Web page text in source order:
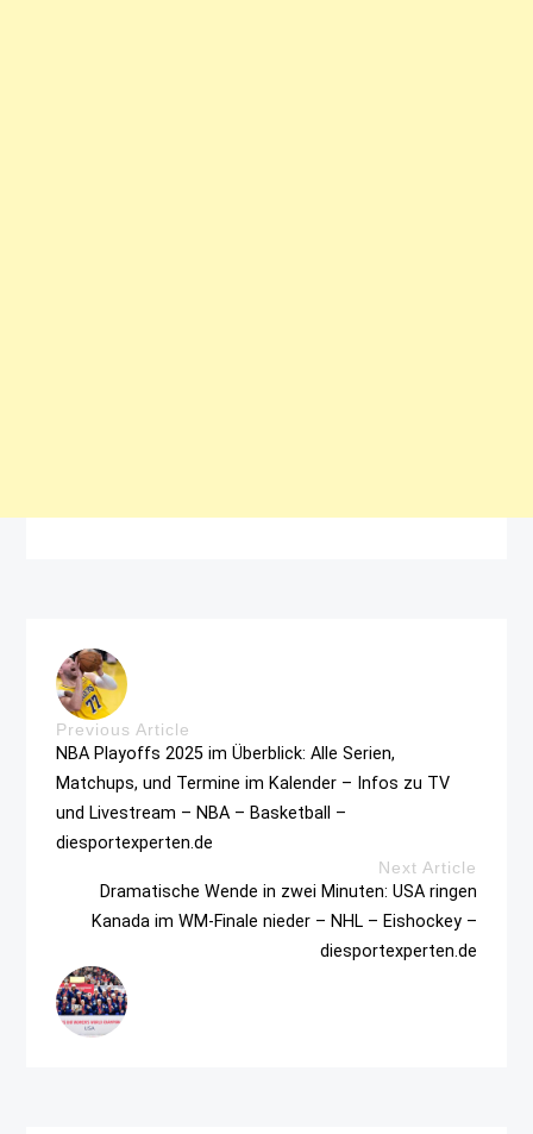
Previous Article
NBA Playoffs 2025 im Überblick: Alle Serien,
Matchups, und Termine im Kalender – Infos zu TV
und Livestream – NBA – Basketball –
diesportexperten.de
Next Article
Dramatische Wende in zwei Minuten: USA ringen
Kanada im WM-Finale nieder – NHL – Eishockey –
diesportexperten.de